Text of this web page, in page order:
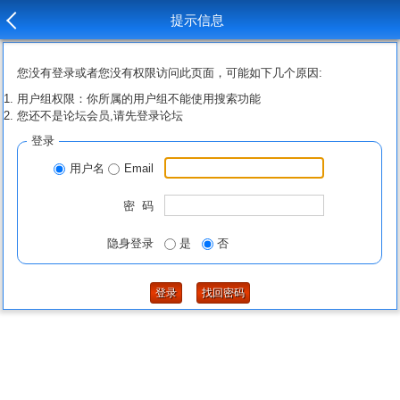
提示信息
您没有登录或者您没有权限访问此页面，可能如下几个原因:
用户组权限：你所属的用户组不能使用搜索功能
您还不是论坛会员,请先登录论坛
登录
用户名 Email
密 码
隐身登录 是 否